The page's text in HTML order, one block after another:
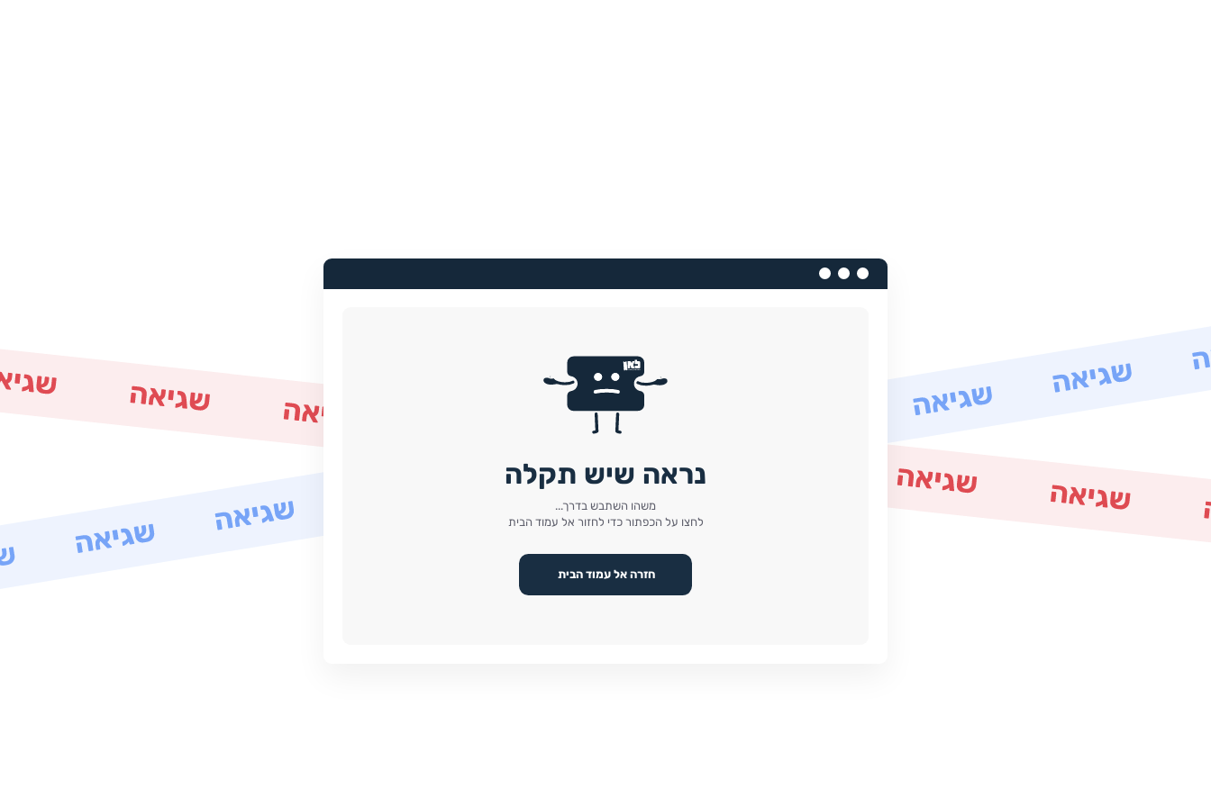
נראה שיש תקלה
משהו השתבש בדרך...
לחצו על הכפתור כדי לחזור אל עמוד הבית
חזרה אל עמוד הבית